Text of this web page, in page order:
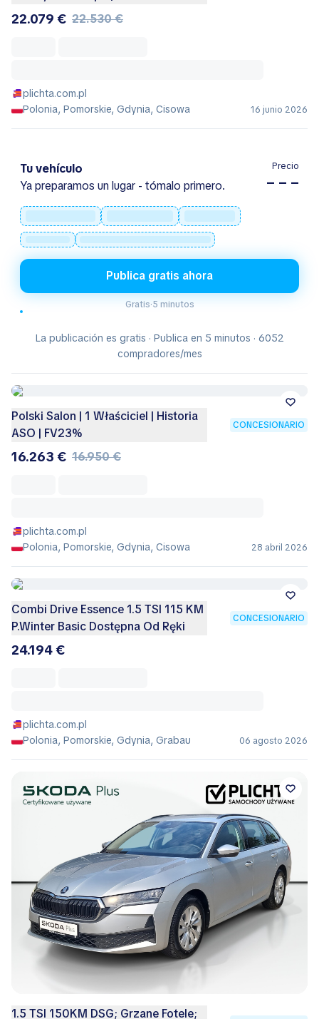
22.079 € 22.530 €
plichta.com.pl
Polonia, Pomorskie, Gdynia, Cisowa
16 junio 2026
Tu vehículo
Ya preparamos un lugar - tómalo primero.
Precio
– – –
Publica gratis ahora
Gratis·5 minutos
La publicación es gratis · Publica en 5 minutos · 6052
compradores/mes
Polski Salon | 1 Właściciel | Historia
ASO | FV23%
CONCESIONARIO
16.263 € 16.950 €
plichta.com.pl
Polonia, Pomorskie, Gdynia, Cisowa
28 abril 2026
Combi Drive Essence 1.5 TSI 115 KM
P.Winter Basic Dostępna Od Ręki
CONCESIONARIO
24.194 €
plichta.com.pl
Polonia, Pomorskie, Gdynia, Grabau
06 agosto 2026
1.5 TSI 150KM DSG; Grzane Fotele;